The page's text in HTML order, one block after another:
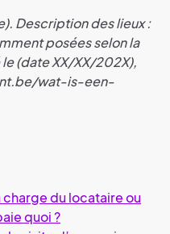
Description des lieux :
posées selon la
(date XX/XX/202X),
wat-is-een-
charge du locataire ou
quoi ?